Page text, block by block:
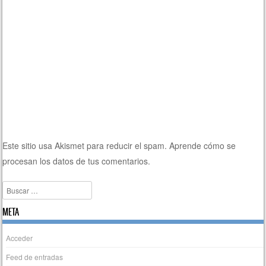
Este sitio usa Akismet para reducir el spam.Aprende cómo se
procesan los datos de tus comentarios.
Buscar
META
Acceder
Feed de entradas